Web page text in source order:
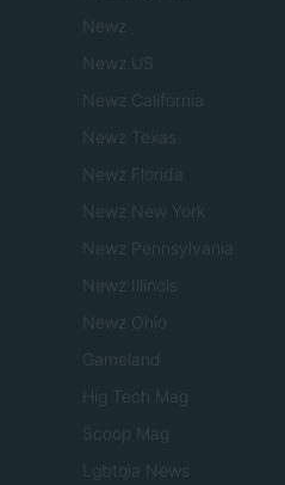
Newz
Newz US
Newz California
Newz Texas
Newz Florida
Newz New York
Newz Pennsylvania
Newz Illinois
Newz Ohio
Gameland
Hig Tech Mag
Scoop Mag
Lgbtqia News